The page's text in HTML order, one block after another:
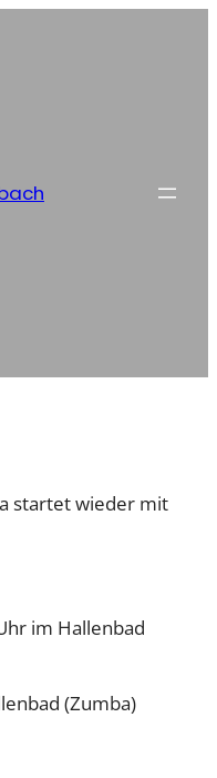
startet wieder mit
im Hallenbad
(Zumba)